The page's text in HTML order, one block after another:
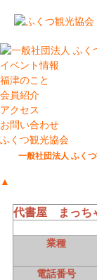
イベント情報
福津のこと
会員紹介
アクセス
お問い合わせ
ふくつ観光協会
一般社団法人 ふく
▲
代書屋 まっち
業種
電話番号